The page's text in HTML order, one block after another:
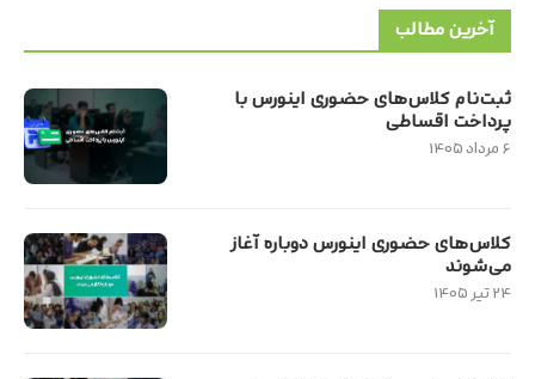
آخرین مطالب
ثبت‌نام کلاس‌های حضوری اینورس با
پرداخت اقساطی
۶ مرداد ۱۴۰۵
کلاس‌های حضوری اینورس دوباره آغاز
می‌شوند
۲۴ تیر ۱۴۰۵